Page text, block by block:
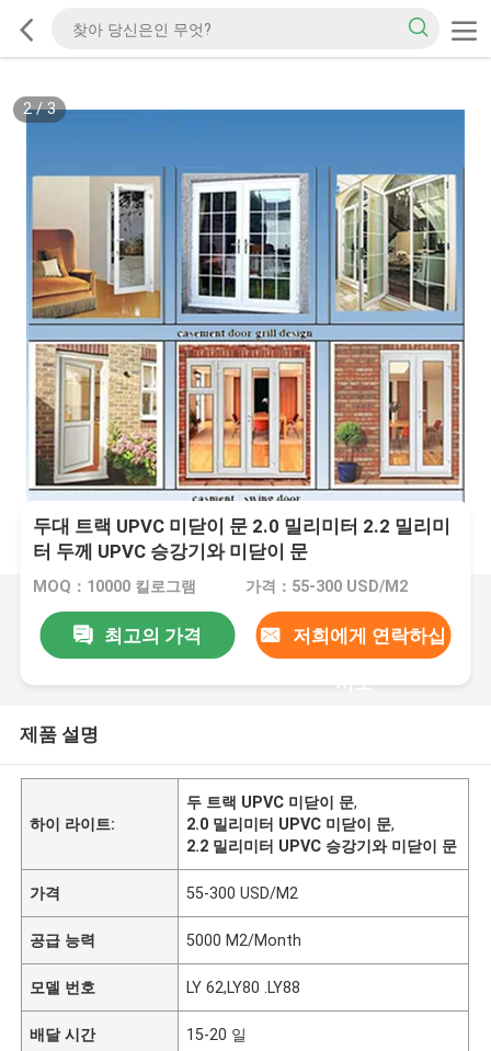
2/3
두대 트랙 UPVC 미닫이 문 2.0 밀리미터 2.2 밀리미
터 두께 UPVC 승강기와 미닫이 문
MOQ：10000 킬로그램 가격：55-300 USD/M2
최고의 가격 저희에게 연락하십
시오
제품 설명
하이 라이트:
두 트랙 UPVC 미닫이 문,
2.0 밀리미터 UPVC 미닫이 문,
2.2 밀리미터 UPVC 승강기와 미닫이 문
가격 55-300 USD/M2
공급 능력 5000 M2/Month
모델 번호 LY 62,LY80 .LY88
배달 시간 15-20 일